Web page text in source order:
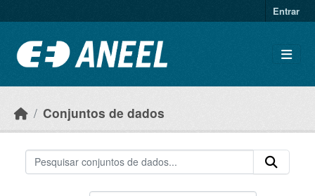
Entrar
Conjuntos de dados